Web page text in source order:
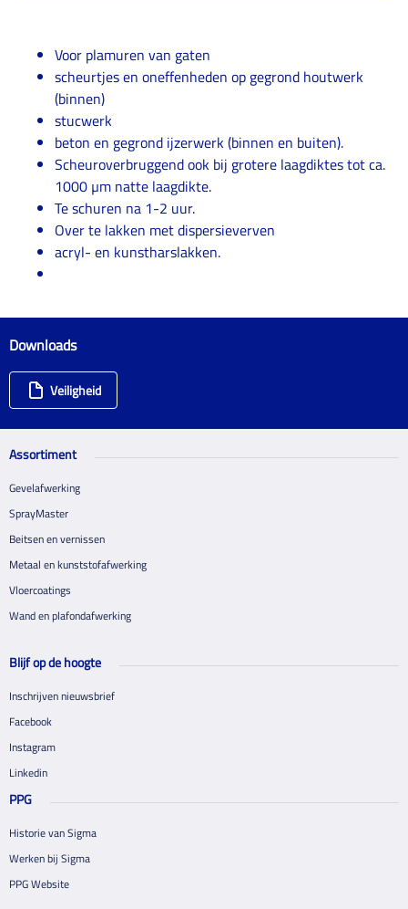
Voor plamuren van gaten
scheurtjes en oneffenheden op gegrond houtwerk
(binnen)
stucwerk
beton en gegrond ijzerwerk (binnen en buiten).
Scheuroverbruggend ook bij grotere laagdiktes tot ca.
1000 µm natte laagdikte.
Te schuren na 1-2 uur.
Over te lakken met dispersieverven
acryl- en kunstharslakken.
Downloads
Veiligheid
Assortiment
Gevelafwerking
SprayMaster
Beitsen en vernissen
Metaal en kunststofafwerking
Vloercoatings
Wand en plafondafwerking
Blijf op de hoogte
Inschrijven nieuwsbrief
Facebook
Instagram
Linkedin
PPG
Historie van Sigma
Werken bij Sigma
PPG Website